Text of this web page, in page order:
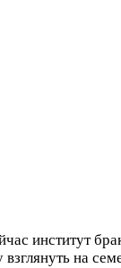
институт
на